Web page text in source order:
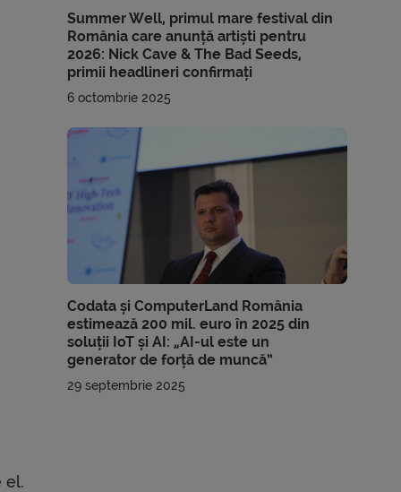
el.
Summer Well, primul mare festival din
România care anunță artiști pentru
2026: Nick Cave & The Bad Seeds,
primii headlineri confirmați
6 octombrie 2025
Codata și ComputerLand România
estimează 200 mil. euro în 2025 din
soluții IoT și AI: „AI-ul este un
generator de forță de muncă”
29 septembrie 2025